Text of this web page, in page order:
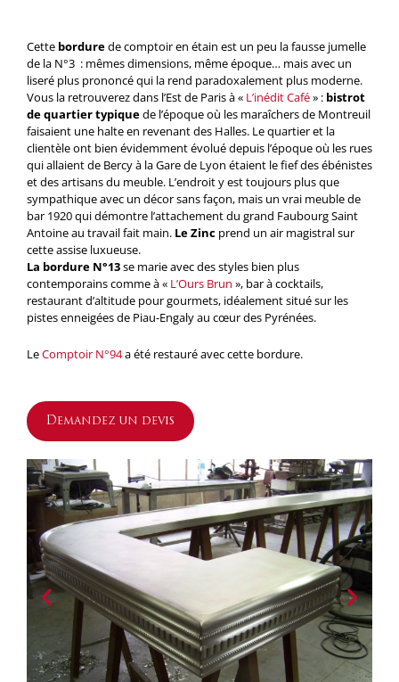
Cette bordurede comptoir en étain est un peu la fausse jumelle
de la N°3 : mêmes dimensions, même époque… mais avec un
liseré plus prononcé qui la rend paradoxalement plus moderne.
Vous la retrouverez dans l’Est de Paris à « L’inédit Café» : bistrot
de quartier typiquede l’époque où les maraîchers de Montreuil
faisaient une halte en revenant des Halles. Le quartier et la
clientèle ont bien évidemment évolué depuis l’époque où les rues
qui allaient de Bercy à la Gare de Lyon étaient le fief des ébénistes
et des artisans du meuble. L’endroit y est toujours plus que
sympathique avec un décor sans façon, mais un vrai meuble de
bar 1920 qui démontre l’attachement du grand Faubourg Saint
Antoine au travail fait main. Le Zinc prend un air magistral sur
cette assise luxueuse.
La bordure N°13se marie avec des styles bien plus
contemporains comme à « L’Ours Brun », bar à cocktails,
restaurant d’altitude pour gourmets, idéalement situé sur les
pistes enneigées de Piau-Engaly au cœur des Pyrénées.
LeComptoir N°94a été restauré avec cette bordure.
Demandez un devis